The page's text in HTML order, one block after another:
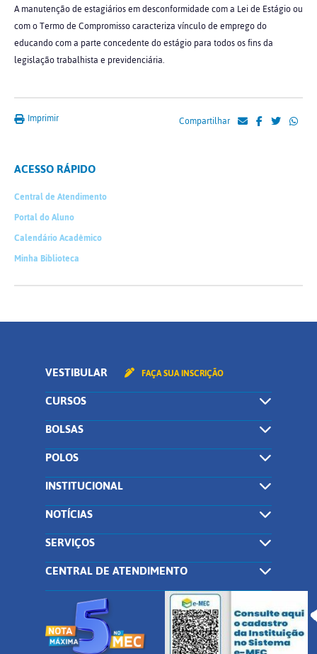
A manutenção de estagiários em desconformidade com a Lei de Estágio ou
com o Termo de Compromisso caracteriza vínculo de emprego do
educando com a parte concedente do estágio para todos os fins da
legislação trabalhista e previdenciária.
Imprimir Compartilhar
ACESSO RÁPIDO
Central de Atendimento
Portal do Aluno
Calendário Acadêmico
Minha Biblioteca
VESTIBULAR FAÇA SUA INSCRIÇÃO
CURSOS
BOLSAS
POLOS
INSTITUCIONAL
NOTÍCIAS
SERVIÇOS
CENTRAL DE ATENDIMENTO